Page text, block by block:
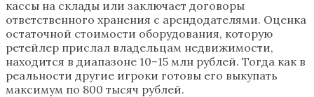
кассы на склады или заключает договоры
ответственного хранения с арендодателями. Оценка
остаточной стоимости оборудования, которую
ретейлер прислал владельцам недвижимости,
находится в диапазоне 10–15 млн рублей. Тогда как в
реальности другие игроки готовы его выкупать
максимум по 800 тысяч рублей.